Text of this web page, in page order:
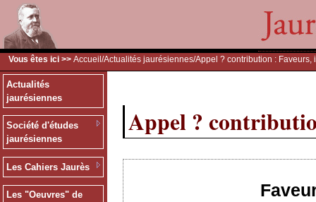
Vous êtes ici >> Accueil /Actualités jaurésiennes/Appel ? contribution : Faveurs,
Actualités
jaurésiennes
Société d'études
jaurésiennes
Les Cahiers Jaurès
Les "Oeuvres" de
Appel ?